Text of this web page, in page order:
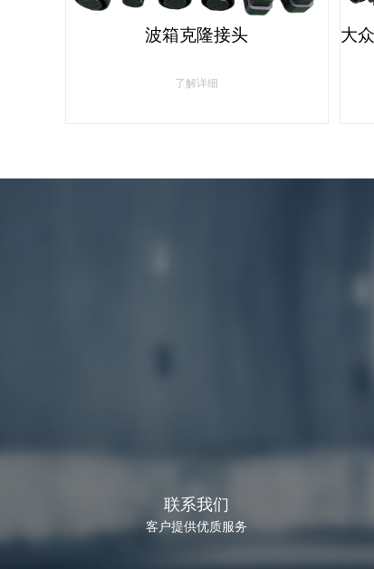
波箱克隆接头
了解详细
联系我们
客户提供优质服务